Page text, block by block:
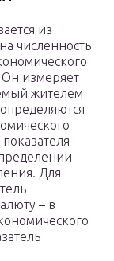
из
численность
Он измеряет
жителем
–
Для
– в